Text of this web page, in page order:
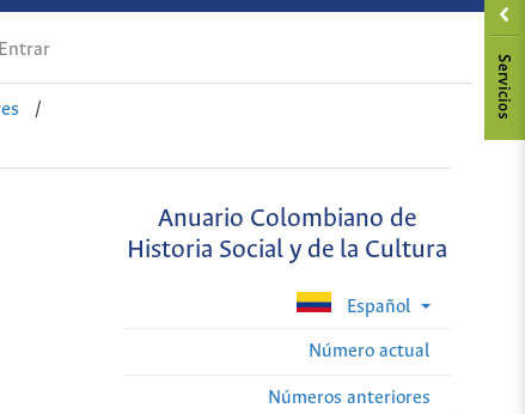
Entrar
/
Anuario Colombiano de
Historia Social y de la Cultura
Español
Número actual
Números anteriores